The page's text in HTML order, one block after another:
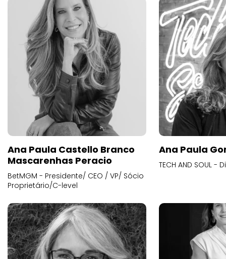
Ana Paula Castello Branco
Mascarenhas Peracio
BetMGM - Presidente/ CEO / VP/ Sócio
Proprietário/C-level
Ana Paula
TECH AND SOUL